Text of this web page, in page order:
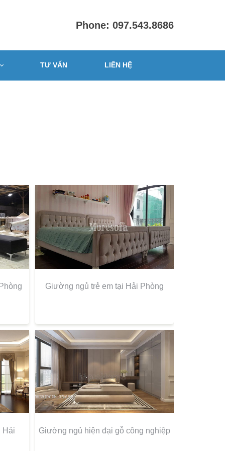
Phone: 097.543.8686
TƯ VẤN LIÊN HỆ
Giường ngủ trẻ em tại Hải Phòng
Hải Giường ngủ hiện đại gỗ công nghiệp